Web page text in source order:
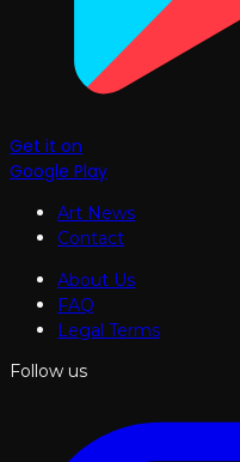
Get it on
Google Play
Art News
Contact
About Us
FAQ
Legal Terms
Follow us